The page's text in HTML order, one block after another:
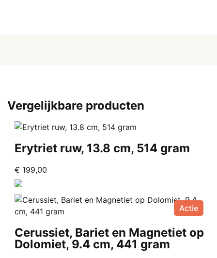
Vergelijkbare producten
Erytriet ruw, 13.8 cm, 514 gram
€ 199,00
Actie
Cerussiet, Bariet en Magnetiet op
Dolomiet, 9.4 cm, 441 gram